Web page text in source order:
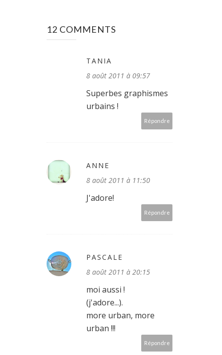
12 COMMENTS
TANIA
8 août 2011 à 09:57
Superbes graphismes
urbains !
Répondre
ANNE
8 août 2011 à 11:50
J'adore!
Répondre
PASCALE
8 août 2011 à 20:15
moi aussi !
(j'adore...).
more urban, more
urban !!!
Répondre